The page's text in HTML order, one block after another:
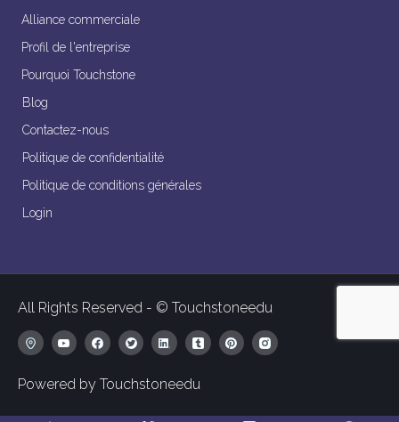
Alliance commerciale
Profil de l'entreprise
Pourquoi Touchstone
Blog
Contactez-nous
Politique de confidentialité
Politique de conditions générales
Login
All Rights Reserved - © Touchstoneedu
Powered by Touchstoneedu